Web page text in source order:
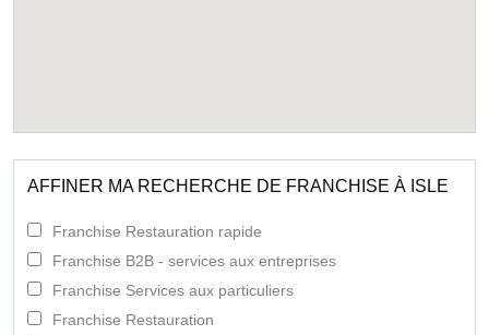
AFFINER MA RECHERCHE DE FRANCHISE À ISLE
Franchise Restauration rapide
Franchise B2B - services aux entreprises
Franchise Services aux particuliers
Franchise Restauration